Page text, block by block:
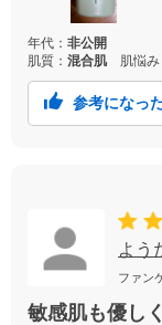
年代： 非公開
肌質： 混合肌 肌悩み
参考になっ
よう
ファン
敏感肌も優し